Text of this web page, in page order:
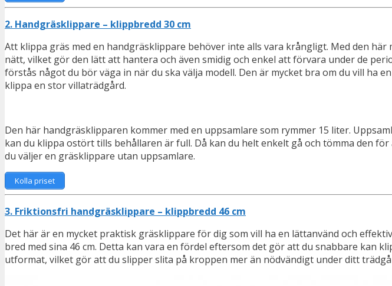
2. Handgräsklippare – klippbredd 30 cm
Att klippa gräs med en handgräsklippare behöver inte alls vara krångligt. Med den
nätt, vilket gör den lätt att hantera och även smidig och enkel att förvara under de
förstås något du bör väga in när du ska välja modell. Den är mycket bra om du vill ha
klippa en stor villaträdgård.
Den här handgräsklipparen kommer med en uppsamlare som rymmer 15 liter.
kan du klippa ostört tills behållaren är full. Då kan du helt enkelt gå och tömma den
du väljer en gräsklippare utan uppsamlare.
Kolla priset
3. Friktionsfri handgräsklippare – klippbredd 46 cm
Det här är en mycket praktisk gräsklippare för dig som vill ha en lättanvänd och
bred med sina 46 cm. Detta kan vara en fördel eftersom det gör att du snabbare kan
utformat, vilket gör att du slipper slita på kroppen mer än nödvändigt under ditt